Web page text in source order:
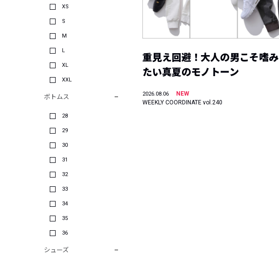
XS
S
M
L
XL
XXL
ボトムス
28
29
30
31
32
33
34
35
36
シューズ
重見え回避！大人の男こそ嗜み
たい真夏のモノトーン
2026.08.06
NEW
WEEKLY COORDINATE vol.240